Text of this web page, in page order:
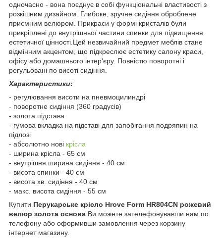
одночасно - вона поєднує в собі функціональні властивості з
розкішним дизайном. Глибоке, зручне сидіння оброблене
приємним велюром. Прикраси у формі кристалів були
прикріплені до внутрішньої частини спинки для підвищення
естетичної цінності.Цей незвичайний предмет меблів стане
відмінним акцентом, що підкреслює естетику салону краси,
офісу або домашнього інтер'єру. Повністю поворотні і
регульовані по висоті сидіння.
Характеристики:
- регулювання висоти на пневмоцилиндрі
- поворотне сидіння (360 градусів)
- золота підстава
- гумова вкладка на підставі для запобігання подряпин на
підлозі
- абсолютно нові крісла
- ширина крісла - 65 см
- внутрішня ширина сидіння - 40 см
- висота спинки - 40 см
- висота хв. сидіння - 40 см
- макс. висота сидіння - 55 см
Купити Перукарське крісло Hrove Form HR804CN рожевий
велюр золота основа Ви можете зателефонувавши нам по
телефону або оформивши замовлення через корзину
інтернет магазину.